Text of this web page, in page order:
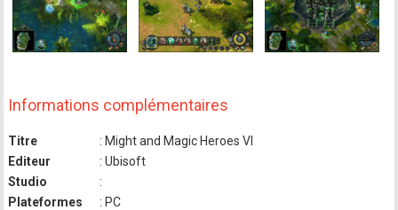
Informations complémentaires
Titre
: Might and Magic Heroes VI
Editeur
: Ubisoft
Studio
:
Plateformes
: PC